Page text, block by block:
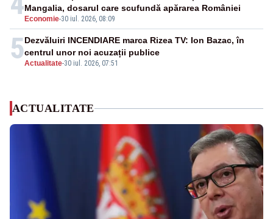
Economie-30 iul. 2026, 08:09
Mangalia, dosarul care scufundă apărarea României
5Actualitate-30 iul. 2026, 07:51
Dezvăluiri INCENDIARE marca Rizea TV: Ion Bazac, în
centrul unor noi acuzații publice
ACTUALITATE